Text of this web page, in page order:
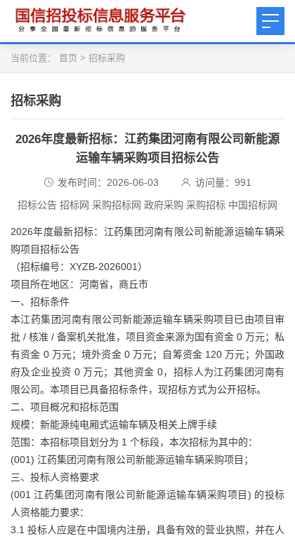
当前位置： 首页 > 招标采购
招标采购
2026年度最新招标：江药集团河南有限公司新能源
运输车辆采购项目招标公告
发布时间：2026-06-03 访问量： 991
招标公告 招标网 采购招标网 政府采购 采购招标 中国招标网
2026年度最新招标：江药集团河南有限公司新能源运输车辆采
购项目招标公告
（招标编号：XYZB-2026001）
项目所在地区：河南省，商丘市
一、招标条件
本江药集团河南有限公司新能源运输车辆采购项目已由项目审
批 / 核准 / 备案机关批准，项目资金来源为国有资金 0 万元；私
有资金 0 万元；境外资金 0 万元；自筹资金 120 万元；外国政
府及企业投资 0 万元；其他资金 0，招标人为江药集团河南有
限公司。本项目已具备招标条件，现招标方式为公开招标。
二、项目概况和招标范围
规模：新能源纯电厢式运输车辆及相关上牌手续
范围：本招标项目划分为 1 个标段，本次招标为其中的：
(001) 江药集团河南有限公司新能源运输车辆采购项目；
三、投标人资格要求
(001 江药集团河南有限公司新能源运输车辆采购项目) 的投标
人资格能力要求：
3.1 投标人应是在中国境内注册，具备有效的营业执照，并在人